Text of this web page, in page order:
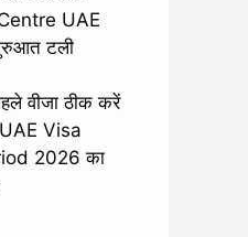
UAE
टली
वीजा ठीक करें
Visa
2026 का